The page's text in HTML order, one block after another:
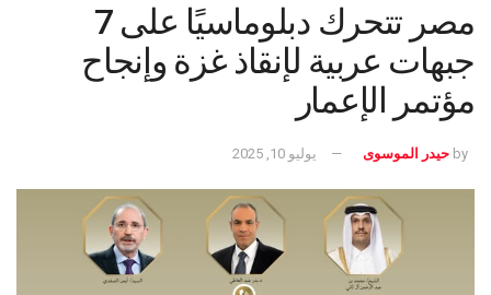
مصر تتحرك دبلوماسيًا على 7
جبهات عربية لإنقاذ غزة وإنجاح
مؤتمر الإعمار
by حيدر الموسوى يوليو 10, 2025